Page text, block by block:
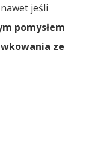
jeśli
pomysłem
ze